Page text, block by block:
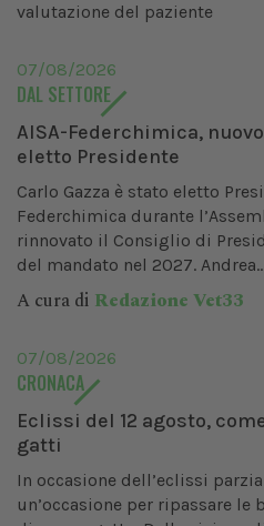
valutazione del paziente
07/08/2026
DAL SETTORE
AISA-Federchimica,
eletto Presidente
Carlo Gazza è stato eletto
Federchimica durante
rinnovato il Consiglio di
del mandato nel 2027.
A cura di Redazione Vet33
07/08/2026
CRONACA
Eclissi del 12 agosto,
gatti
In occasione dell’eclissi
un’occasione per ripassare